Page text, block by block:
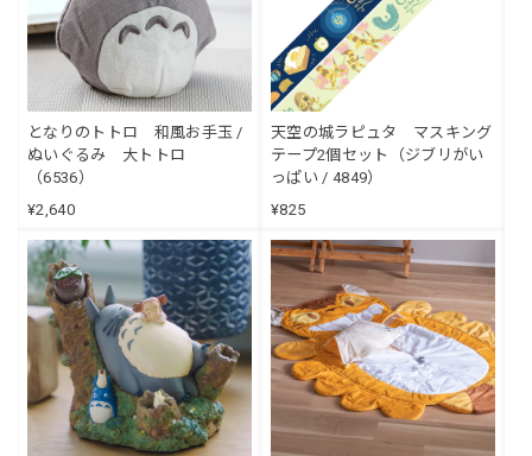
となりのトトロ 和風お手玉 /
ぬいぐるみ 大トトロ
（6536）
¥2,640
天空の城ラピュタ マスキング
テープ2個セット（ジブリがい
っぱい / 4849）
¥825